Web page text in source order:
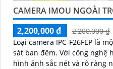
CAMERA IMOU NGOÀI
2,200,000 ₫
2,200,000 ₫
Loại camera IPC-F26FEP là
sát ban đêm. Với công nghệ hồng ngoại 30m, nó cung cấp
hình ảnh sắc nét và rõ ràng